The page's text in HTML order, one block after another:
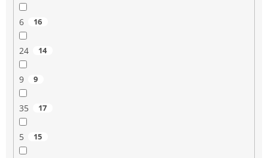
6 16
24 14
9 9
35 17
5 15